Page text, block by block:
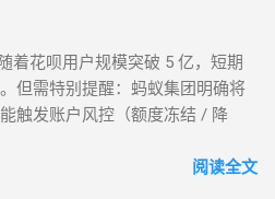
的底层逻辑，帮您选出当下的“最
活率最高的四种模式进行深度横
议秒到 模式 B：天猫实物中转 模
虚拟卡券回购 资金到账 秒到余额
着花呗用户规模突破 5 亿，短期
但需特别提醒：蚂蚁集团明确将
触发账户风控（额度冻结 / 降
作方案，助力用户理性管理信用
阅读全文